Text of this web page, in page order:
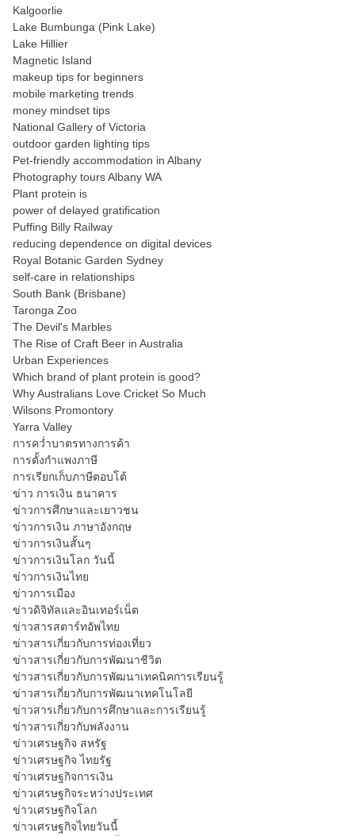
Kalgoorlie
Lake Bumbunga (Pink Lake)
Lake Hillier
Magnetic Island
makeup tips for beginners
mobile marketing trends
money mindset tips
National Gallery of Victoria
outdoor garden lighting tips
Pet-friendly accommodation in Albany
Photography tours Albany WA
Plant protein is
power of delayed gratification
Puffing Billy Railway
reducing dependence on digital devices
Royal Botanic Garden Sydney
self-care in relationships
South Bank (Brisbane)
Taronga Zoo
The Devil's Marbles
The Rise of Craft Beer in Australia
Urban Experiences
Which brand of plant protein is good?
Why Australians Love Cricket So Much
Wilsons Promontory
Yarra Valley
การคว่ำบาตรทางการค้า
การตั้งกำแพงภาษี
การเรียกเก็บภาษีตอบโต้
ข่าว การเงิน ธนาคาร
ข่าวการศึกษาและเยาวชน
ข่าวการเงิน ภาษาอังกฤษ
ข่าวการเงินสั้นๆ
ข่าวการเงินโลก วันนี้
ข่าวการเงินไทย
ข่าวการเมือง
ข่าวดิจิทัลและอินเทอร์เน็ต
ข่าวสารสตาร์ทอัพไทย
ข่าวสารเกี่ยวกับการท่องเที่ยว
ข่าวสารเกี่ยวกับการพัฒนาชีวิต
ข่าวสารเกี่ยวกับการพัฒนาเทคนิคการเรียนรู้
ข่าวสารเกี่ยวกับการพัฒนาเทคโนโลยี
ข่าวสารเกี่ยวกับการศึกษาและการเรียนรู้
ข่าวสารเกี่ยวกับพลังงาน
ข่าวเศรษฐกิจ สหรัฐ
ข่าวเศรษฐกิจ ไทยรัฐ
ข่าวเศรษฐกิจการเงิน
ข่าวเศรษฐกิจระหว่างประเทศ
ข่าวเศรษฐกิจโลก
ข่าวเศรษฐกิจไทยวันนี้